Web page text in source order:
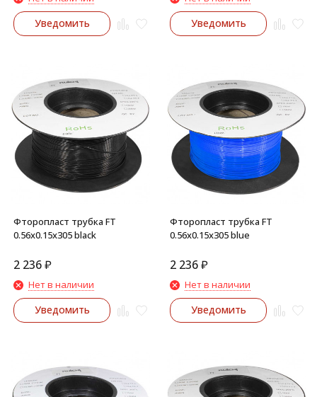
Уведомить Уведомить
Фторопласт трубка FT
0.56x0.15x305 black
2 236₽
Нет в наличии
Уведомить
Фторопласт трубка FT
0.56x0.15x305 blue
2 236₽
Нет в наличии
Уведомить